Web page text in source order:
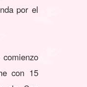
por el
con 15